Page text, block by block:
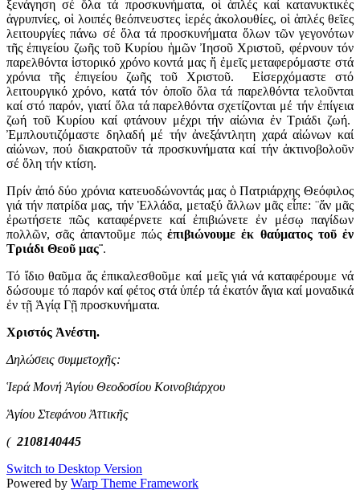
ξενάγηση σέ ὅλα τά προσκυνήματα, οἱ ἁπλές καί κατανυκτικές
ἀγρυπνίες, οἱ λοιπές θεόπνευ­στες ἱερές ἀκολουθίες, οἱ ἁπλές θεῖες
λειτουργίες πάνω σέ ὅλα τά προσκυνήματα ὅλων τῶν γεγο­νότων
τῆς ἐπιγείου ζωῆς τοῦ Κυρίου ἡμῶν Ἰησοῦ Χριστοῦ, φέρνουν τόν
παρελθόντα ἱστορικό χρόνο κοντά μας ἤ ἐμεῖς μεταφερόμαστε στά
χρόνια τῆς ἐπιγείου ζωῆς τοῦ Χριστοῦ. Εἰσερχόμαστε στό
λειτουργικό χρόνο, κατά τόν ὁποῖο ὅλα τά παρελθόντα τελοῦνται
καί στό παρόν, γιατί ὅλα τά παρελθόντα σχετίζονται μέ τήν ἐπίγεια
ζωή τοῦ Κυρίου καί φτάνουν μέχρι τήν αἰώνια ἐν Τριάδι ζωή.
Ἐμπλουτιζόμαστε δηλαδή μέ τήν ἀνεξάντλητη χαρά αἰώνων καί
αἰώνων, πού διακρατοῦν τά προσκυνήματα καί τήν ἀκτινοβολοῦν
σέ ὅλη τήν κτίση.
Πρίν ἀπό δύο χρόνια κατευοδώνοντάς μας ὁ Πατριάρχης Θεόφιλος
γιά τήν πατρίδα μας, τήν Ἑλλάδα, μεταξύ ἄλλων μᾶς εἶπε: ¨ἄν μᾶς
ἐρωτήσετε πῶς καταφέρνετε καί ἐπιβιώνετε ἐν μέσῳ παγίδων
πολλῶν, σᾶς ἀπαντοῦμε πώς ἐπιβιώνουμε ἐκ θαύματος τοῦ ἐν
Τριάδι Θεοῦ μας¨.
Τό ἴδιο θαῦμα ἄς ἐπικαλεσθοῦμε καί μεῖς γιά νά καταφέρουμε νά
δώσουμε τό παρόν καί φέτος στά ὑπέρ τά ἑκατόν ἅγια καί μοναδικά
ἐν τῇ Ἁγίᾳ Γῇ προσκυνήματα.
Χριστός Ἀνέστη.
Δηλώσεις συμμετοχῆς:
Ἱερά Μονή Ἁγίου Θεοδοσίου Κοινοβιάρχου
Ἁγίου Στεφάνου Ἀττικῆς
( 2108140445
Switch to Desktop Version
Powered by Warp Theme Framework